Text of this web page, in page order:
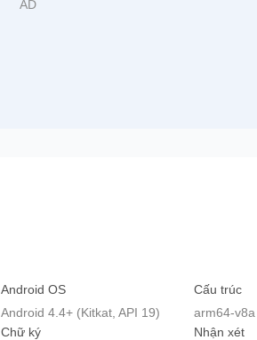
Android OS
Android 4.4+ (Kitkat, API 19)
Cấu trúc
arm64-v8a
Chữ ký
Nhận xét